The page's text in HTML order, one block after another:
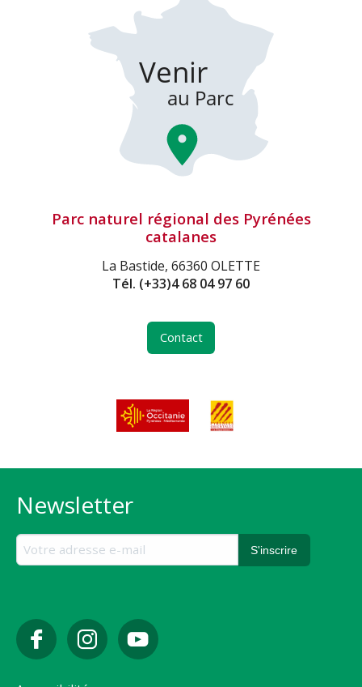
Parc naturel régional des Pyrénées
catalanes
La Bastide, 66360 OLETTE
Tél. (+33)4 68 04 97 60
Contact
Newsletter